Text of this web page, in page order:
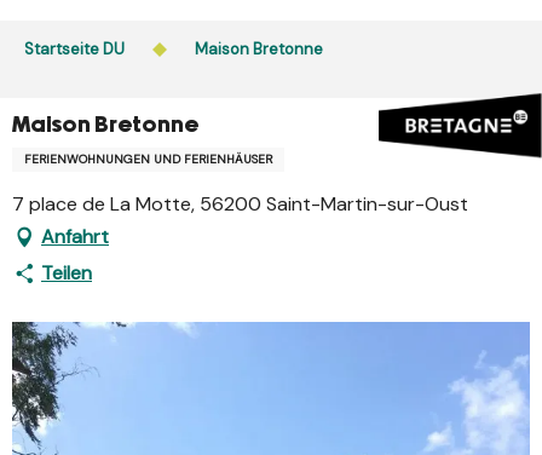
Startseite DU Maison Bretonne
Maison Bretonne
FERIENWOHNUNGEN UND FERIENHÄUSER
7 place de La Motte, 56200 Saint-Martin-sur-Oust
Anfahrt
Teilen